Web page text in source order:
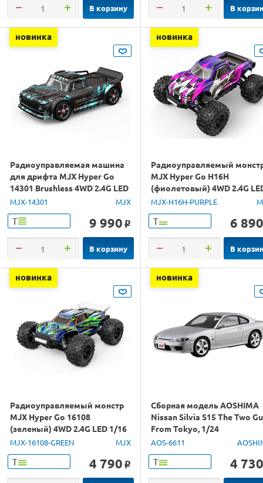
В корзину В
новинка
Радиоуправляемая машина
для дрифта MJX Hyper Go
14301 Brushless 4WD 2.4G LED
1/14 RTR
MJX-14301 MJX
Т 9 990 o
В корзину
новинка
Радиоуправляемый
MJX Hyper Go H16H
(фиолетовый) 4WD 2.4G
GPS 1/16 RTR
MJX-H16H-PURPLE
Т 6 890
В
новинка
Радиоуправляемый монстр
MJX Hyper Go 16108
(зеленый) 4WD 2.4G LED 1/16
RTR
MJX-16108-GREEN MJX
Т 4 790 o
новинка
Сборная модель AOSHIMA
Nissan Silvia S15 The Two
From Tokyo, 1/24
AOS-6611
Т 4 730